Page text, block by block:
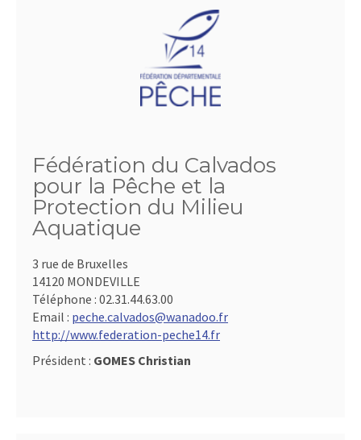
Fédération du Calvados
pour la Pêche et la
Protection du Milieu
Aquatique
3 rue de Bruxelles
14120 MONDEVILLE
Téléphone : 02.31.44.63.00
Email : peche.calvados@wanadoo.fr
http://www.federation-peche14.fr
Président : GOMES Christian